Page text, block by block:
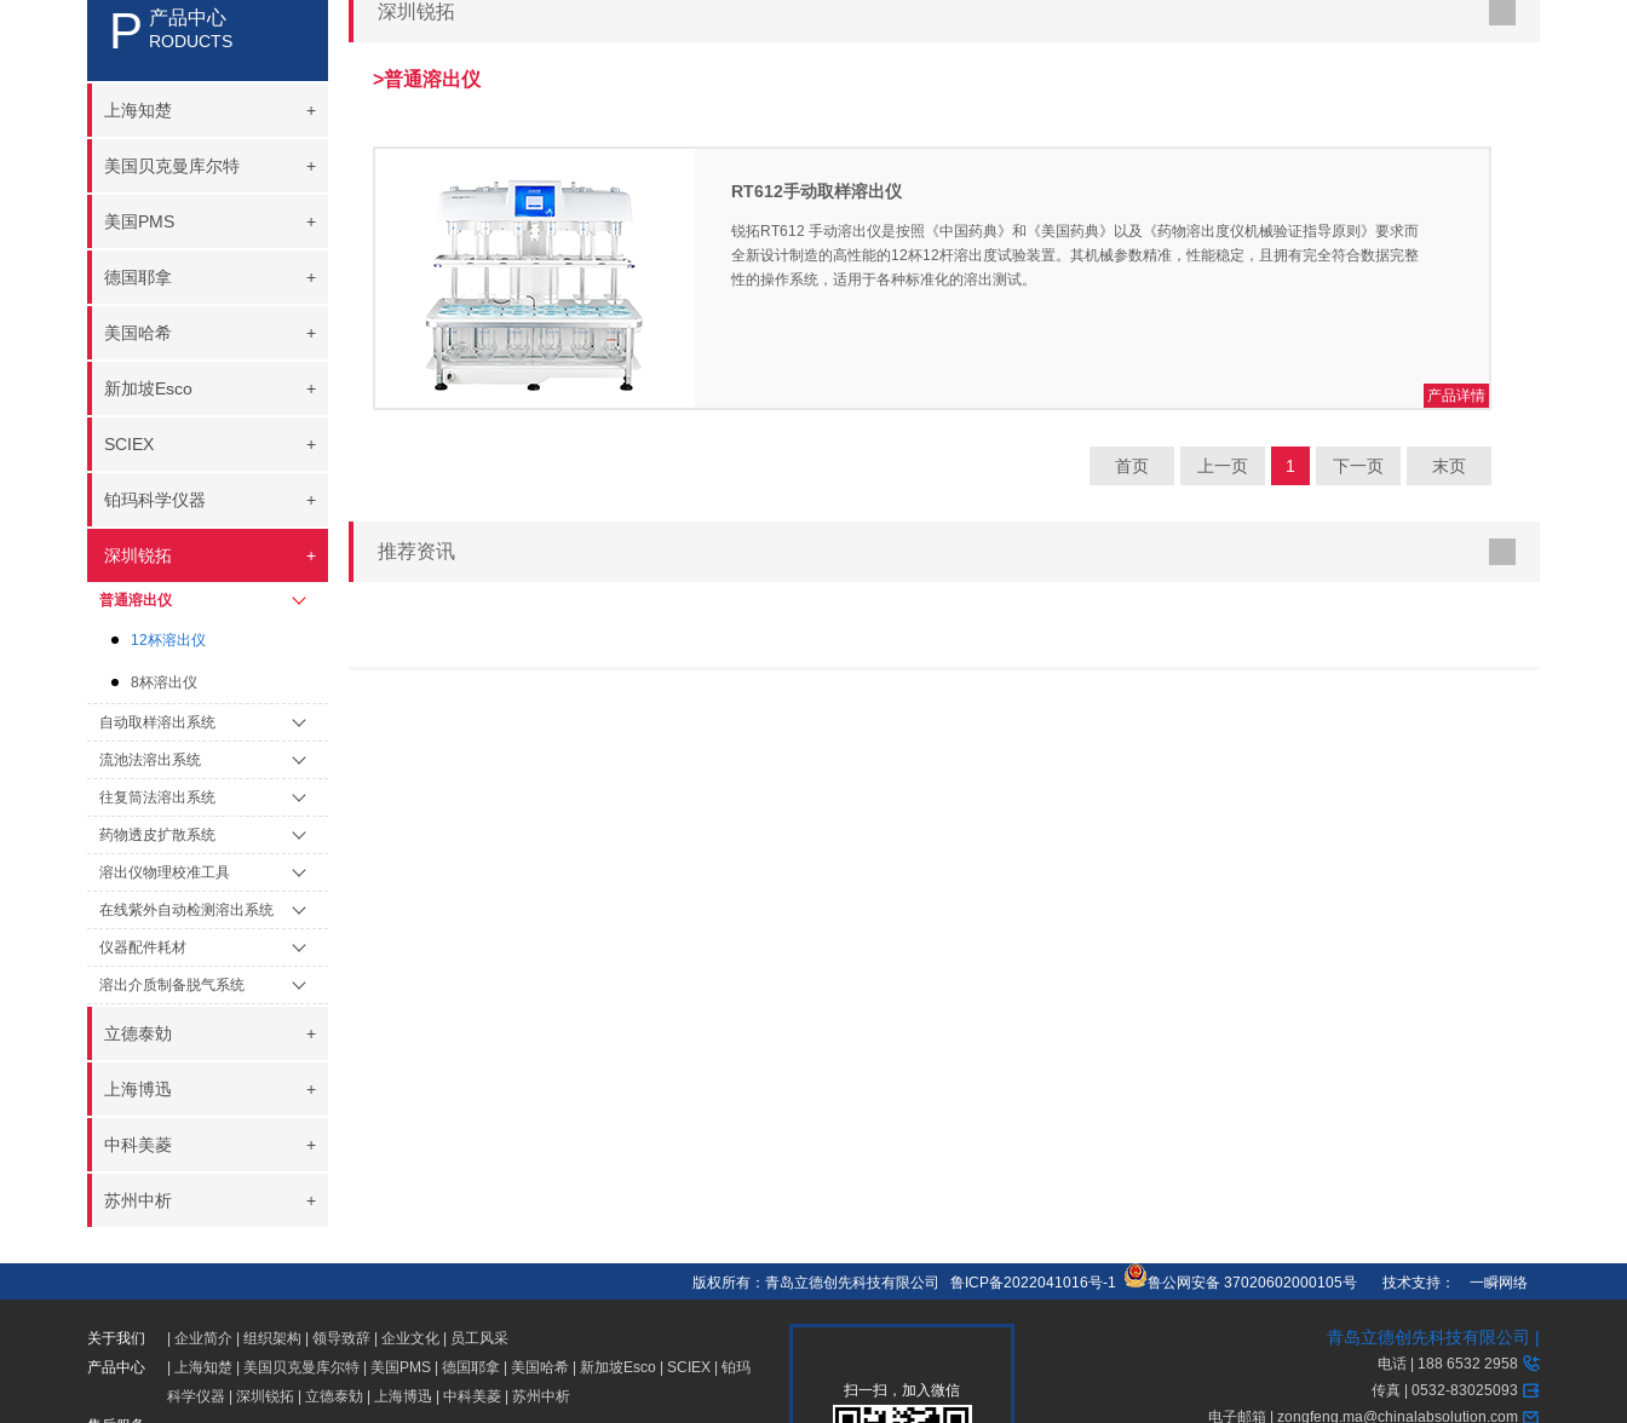
P 产品中心
RODUCTS
上海知楚 +
美国贝克曼库尔特 +
美国PMS +
德国耶拿 +
美国哈希 +
新加坡Esco +
SCIEX +
铂玛科学仪器 +
深圳锐拓 +
普通溶出仪
12杯溶出仪
8杯溶出仪
自动取样溶出系统
流池法溶出系统
往复筒法溶出系统
药物透皮扩散系统
溶出仪物理校准工具
在线紫外自动检测溶出系统
仪器配件耗材
溶出介质制备脱气系统
立德泰勀 +
上海博迅 +
中科美菱 +
苏州中析 +
深圳锐拓
>普通溶出仪
RT612手动取样溶出仪
锐拓RT612 手动溶出仪是按照《中国药典》和《美国药典》以及《药物溶出度仪机械验证指导原则》要求而
全新设计制造的高性能的12杯12杆溶出度试验装置。其机械参数精准，性能稳定，且拥有完全符合数据完整
性的操作系统，适用于各种标准化的溶出测试。
产品详情
首页 上一页 1 下一页 末页
推荐资讯
版权所有：青岛立德创先科技有限公司 鲁ICP备2022041016号-1 鲁公网安备 37020602000105号 技术支持： 一瞬网络
关于我们 企业简介 组织架构 领导致辞 企业文化
员工风采
产品中心
上海知楚 美国贝克曼库尔特 美国PMS 德国耶拿 美国哈希 新加坡Esco SCIEX
铂玛
科学仪器
深圳锐拓 立德泰勀 上海博迅 中科美菱
苏州中析
扫一扫，加入微信
青岛立德创先科技有限公司 |
电话 | 188 6532 2958
传真 | 0532-83025093
电子邮箱 | zongfeng.ma@chinalabsolution.com